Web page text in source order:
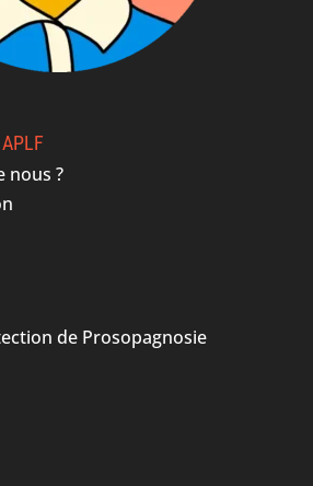
nous ?
de Prosopagnosie